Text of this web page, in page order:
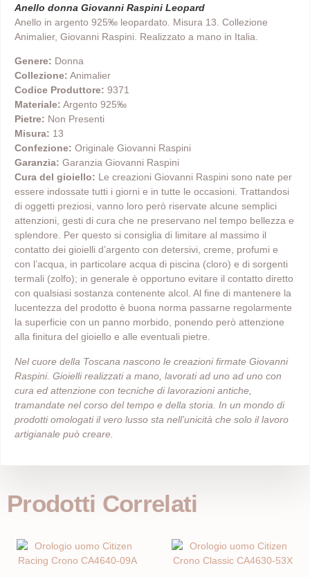
Anello donna Giovanni Raspini Leopard
Anello in argento 925‰ leopardato. Misura 13. Collezione
Animalier, Giovanni Raspini. Realizzato a mano in Italia.
Genere: Donna
Collezione: Animalier
Codice Produttore: 9371
Materiale: Argento 925‰
Pietre: Non Presenti
Misura: 13
Confezione: Originale Giovanni Raspini
Garanzia: Garanzia Giovanni Raspini
Cura del gioiello: Le creazioni Giovanni Raspini sono nate per
essere indossate tutti i giorni e in tutte le occasioni. Trattandosi
di oggetti preziosi, vanno loro però riservate alcune semplici
attenzioni, gesti di cura che ne preservano nel tempo bellezza e
splendore. Per questo si consiglia di limitare al massimo il
contatto dei gioielli d’argento con detersivi, creme, profumi e
con l’acqua, in particolare acqua di piscina (cloro) e di sorgenti
termali (zolfo); in generale è opportuno evitare il contatto diretto
con qualsiasi sostanza contenente alcol. Al fine di mantenere la
lucentezza del prodotto è buona norma passarne regolarmente
la superficie con un panno morbido, ponendo però attenzione
alla finitura del gioiello e alle eventuali pietre.
Nel cuore della Toscana nascono le creazioni firmate Giovanni
Raspini. Gioielli realizzati a mano, lavorati ad uno ad uno con
cura ed attenzione con tecniche di lavorazioni antiche,
tramandate nel corso del tempo e della storia. In un mondo di
prodotti omologati il vero lusso sta nell’unicità che solo il lavoro
artigianale può creare.
Prodotti Correlati